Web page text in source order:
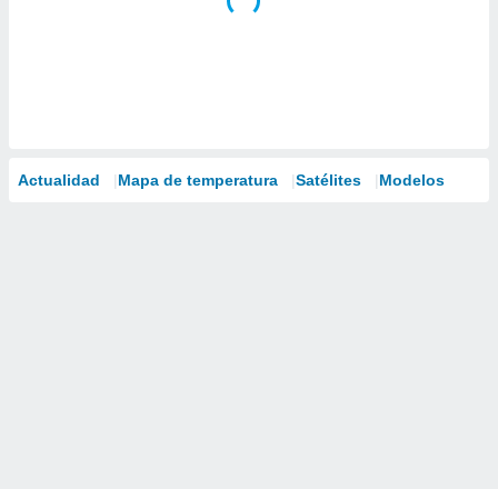
Actualidad Mapa de temperatura Satélites Modelos